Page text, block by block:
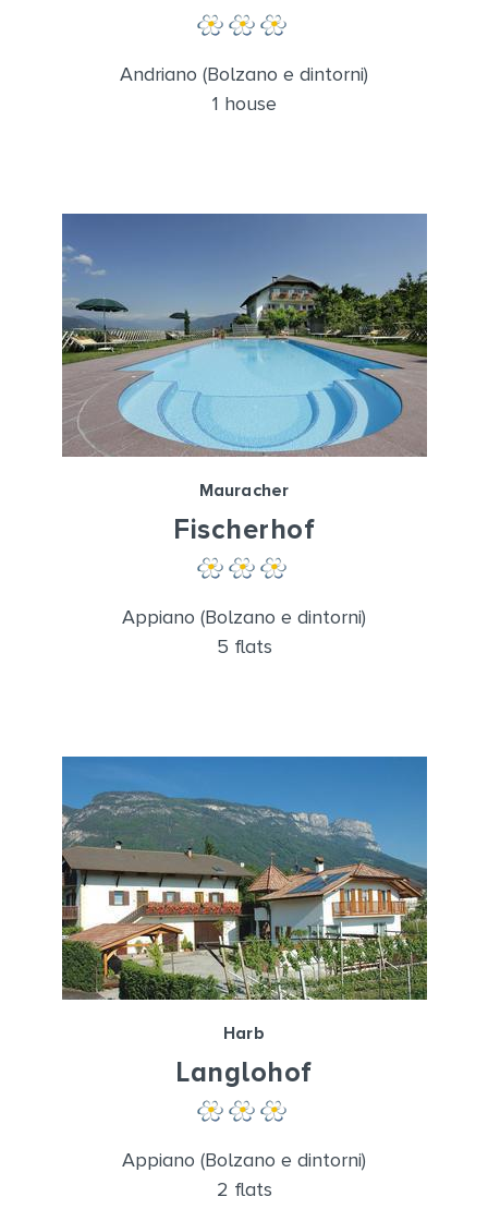
Andriano (Bolzano e dintorni)
1 house
Mauracher
Fischerhof
Appiano (Bolzano e dintorni)
5 flats
Harb
Langlohof
Appiano (Bolzano e dintorni)
2 flats